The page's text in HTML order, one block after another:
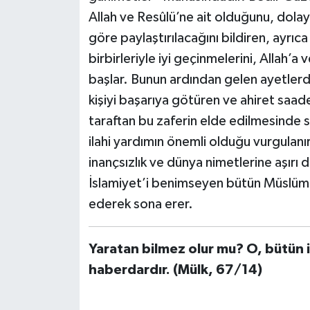
Allah ve Resûlü’ne ait olduğunu,
göre paylaştırılacağını bildiren,
birbirleriyle iyi geçinmelerini, Allah’a
başlar. Bunun ardından gelen
kişiyi başarıya götüren ve ahiret
taraftan bu zaferin elde edilmesinde
ilahi yardımın önemli olduğu
inançsızlık ve dünya nimetlerine
İslamiyet’i benimseyen bütün
ederek sona erer.
Yaratan bilmez olur mu? O, bütün
haberdardır. (Mülk, 67/14)
Bitlis Müftülüğü
Burdur Müftülüğü
Bursa Müftülüğü
Çanakkale Müftülüğü
Çankırı Müftülüğü
Çorum Müftülüğü
Duyurular
Bilim, Teknoloji
Biyografiler